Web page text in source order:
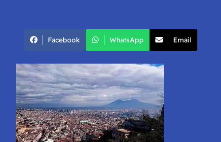
Facebook WhatsApp Email